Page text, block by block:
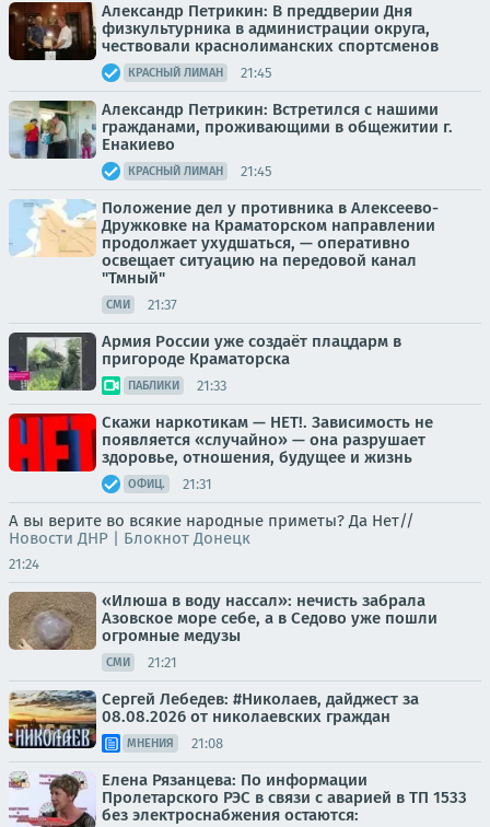
Александр Петрикин: В преддверии Дня
физкультурника в администрации округа,
чествовали краснолиманских спортсменов
КРАСНЫЙ ЛИМАН 21:45
Александр Петрикин: Встретился с нашими
гражданами, проживающими в общежитии г.
Енакиево
КРАСНЫЙ ЛИМАН 21:45
Положение дел у противника в Алексеево-
Дружковке на Краматорском направлении
продолжает ухудшаться, — оперативно
освещает ситуацию на передовой канал
"Тмный"
СМИ 21:37
Армия России уже создаёт плацдарм в
пригороде Краматорска
ПАБЛИКИ 21:33
Скажи наркотикам — НЕТ!. Зависимость не
появляется «случайно» — она разрушает
здоровье, отношения, будущее и жизнь
ОФИЦ. 21:31
А вы верите во всякие народные приметы? Да Нет//
Новости ДНР | Блокнот Донецк
21:24
«Илюша в воду нассал»: нечисть забрала
Азовское море себе, а в Седово уже пошли
огромные медузы
СМИ 21:21
Сергей Лебедев: #Николаев, дайджест за
08.08.2026 от николаевских граждан
МНЕНИЯ 21:08
Елена Рязанцева: По информации
Пролетарского РЭС в связи с аварией в ТП 1533
без электроснабжения остаются: